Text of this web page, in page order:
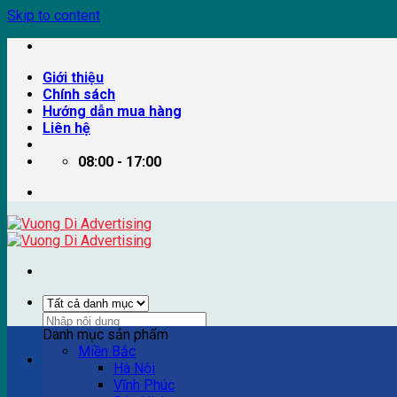
Skip to content
Giới thiệu
Chính sách
Hướng dẫn mua hàng
Liên hệ
08:00 - 17:00
Ví dụ: Billboard quảng cáo, pano quảng cáo, quảng cáo
Danh mục sản phẩm
Miền Bắc
Hà Nội
Vĩnh Phúc